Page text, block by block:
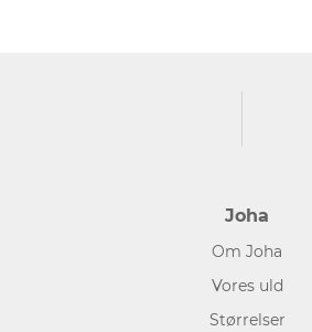
Joha
Om Joha
Vores uld
Størrelser